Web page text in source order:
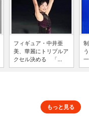
フィギュア・中井亜
美、華麗にトリプルア
クセル決める 「...
もっと見る